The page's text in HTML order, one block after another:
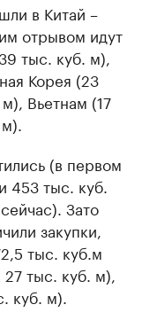
в Китай –
отрывом идут
тыс. куб. м),
Корея (23
Вьетнам (17
(в первом
453 тыс. куб.
Зато
закупки,
тыс. куб.м
27 тыс. куб. м),
куб. м).